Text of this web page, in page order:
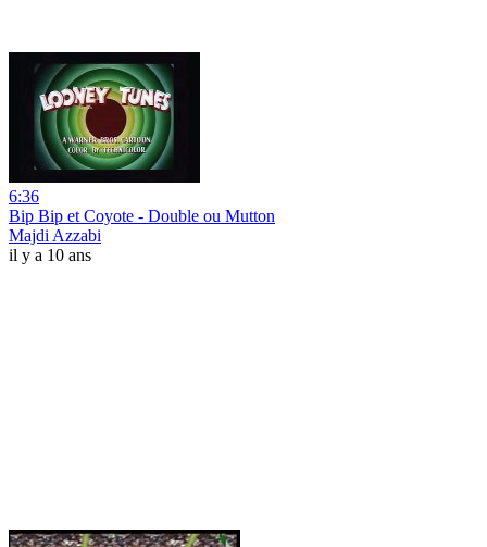
6:36
Bip Bip et Coyote - Double ou Mutton
Majdi Azzabi
il y a 10 ans